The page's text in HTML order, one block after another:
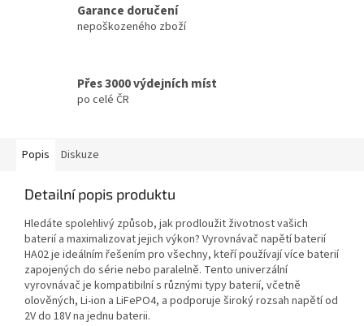
Garance doručení
nepoškozeného zboží
Přes 3000 výdejních míst
po celé ČR
Popis Diskuze
Detailní popis produktu
Hledáte spolehlivý způsob, jak prodloužit životnost vašich
baterií a maximalizovat jejich výkon? Vyrovnávač napětí baterií
HA02 je ideálním řešením pro všechny, kteří používají více baterií
zapojených do série nebo paralelně. Tento univerzální
vyrovnávač je kompatibilní s různými typy baterií, včetně
olověných, Li-ion a LiFePO4, a podporuje široký rozsah napětí od
2V do 18V na jednu baterii.